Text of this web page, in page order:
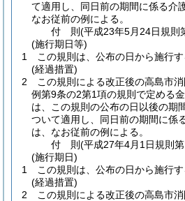
て適用し、同日前の期間に係る介
なお従前の例による。
付 則(平成23年5月24日規則
(施行期日等)
1
この規則は、公布の日から施行す
(経過措置)
2
この規則による改正後の高島市
例第9条の2第1項の規則で定める
は、この規則の公布の日以後の期
ついて適用し、同日前の期間に係
は、なお従前の例による。
付 則(平成27年4月1日規則
(施行期日)
1
この規則は、公布の日から施行す
(経過措置)
2
この規則による改正後の高島市